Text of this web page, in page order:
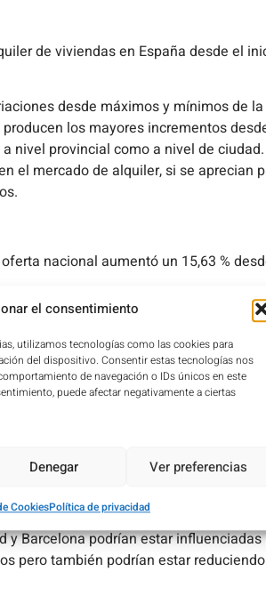
el consentimiento
utilizamos tecnologías como las cookies para
del dispositivo. Consentir estas tecnologías nos
de navegación o IDs únicos en este
puede afectar negativamente a ciertas
Denegar Ver preferencias
CookiesPolítica de privacidad
de viviendas en España desde el
desde máximos y mínimos de
los mayores incrementos
nivel provincial como a nivel de ciudad.
el mercado de alquiler, si se aprecian
nacional aumentó un 15,63 %
desde mínimos se observan
mínimos históricos.
Las diez provincias con mayor oferta
urbanas y destinos turísticos.
muestran ciclos similares en
mientras que Barcelona
en julio y mínimos en octubre
los precios continúan al alza en
oferta y precios, mientras que Málaga
Barcelona podrían estar
pero también podrían estar